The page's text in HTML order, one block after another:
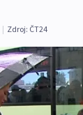
| Zdroj: ČT24